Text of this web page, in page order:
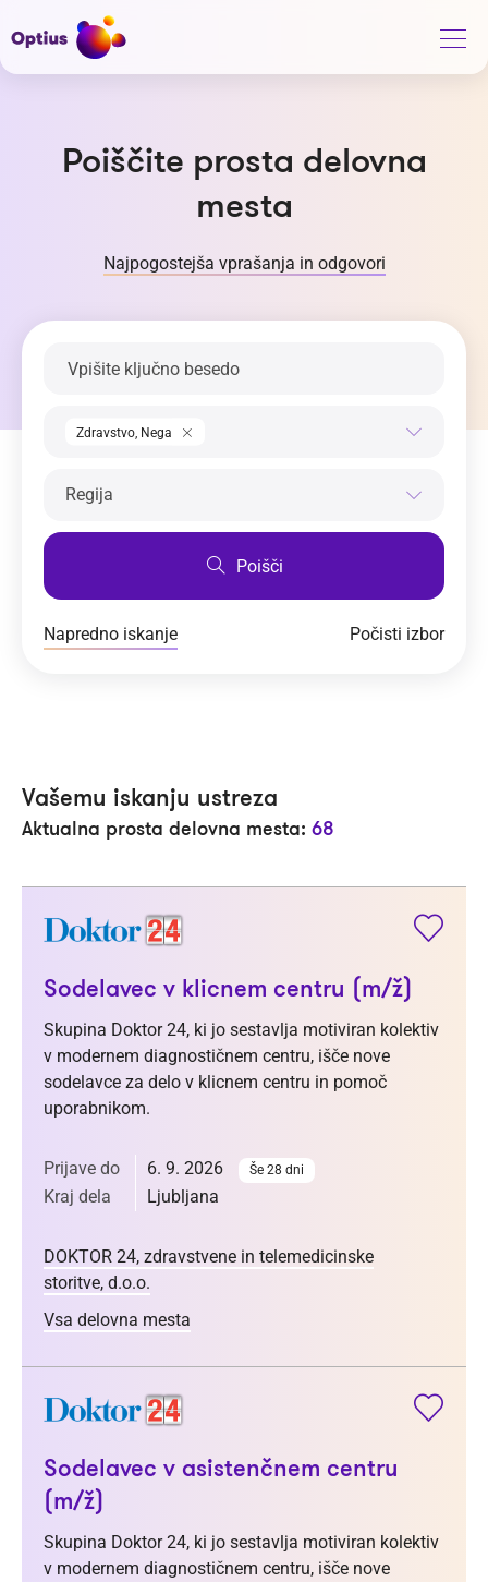
Poiščite prosta delovna
mesta
Najpogostejša vprašanja in odgovori
Zdravstvo, Nega
Regija
Poišči
Napredno iskanje Počisti izbor
Vašemu iskanju ustreza
Aktualna prosta delovna mesta: 68
Sodelavec v klicnem centru (m/ž)
Skupina Doktor 24, ki jo sestavlja motiviran kolektiv
v modernem diagnostičnem centru, išče nove
sodelavce za delo v klicnem centru in pomoč
uporabnikom.
Prijave do 6. 9. 2026 Še 28 dni
Kraj dela Ljubljana
DOKTOR 24, zdravstvene in telemedicinske
storitve, d.o.o.
Vsa delovna mesta
Sodelavec v asistenčnem centru
(m/ž)
Skupina Doktor 24, ki jo sestavlja motiviran kolektiv
v modernem diagnostičnem centru, išče nove